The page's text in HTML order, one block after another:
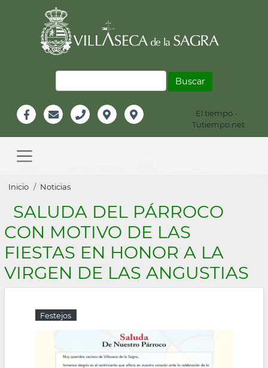
Información
Header
El tiempo -
Tutiempo.net
navigation
Sobrescribir
enlaces
de
ayuda
a
la
navegación
Inicio Noticias
SALUDA DEL PÁRROCO
CON MOTIVO DE LAS
FIESTAS EN HONOR A LA
VIRGEN DE LAS ANGUSTIAS
Festejos